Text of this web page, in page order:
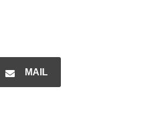
MAIL